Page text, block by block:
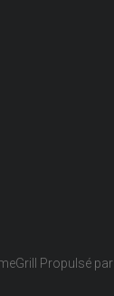
Propulsé par